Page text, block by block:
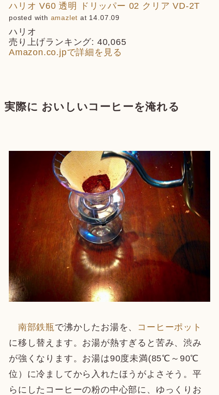
ハリオ V60 透明 ドリッパー 02 クリア VD-2T
posted with amazlet at 14.07.09
ハリオ
売り上げランキング: 40,065
Amazon.co.jpで詳細を見る
実際に おいしいコーヒーを淹れる
南部鉄瓶で沸かしたお湯を、 コーヒーポット
に移し替えます。お湯が熱すぎると苦み、渋み
が強くなります。お湯は90度未満(85℃～90℃
位）に冷ましてから入れたほうがよさそう。平
らにしたコーヒーの粉の中心部に、ゆっくりお